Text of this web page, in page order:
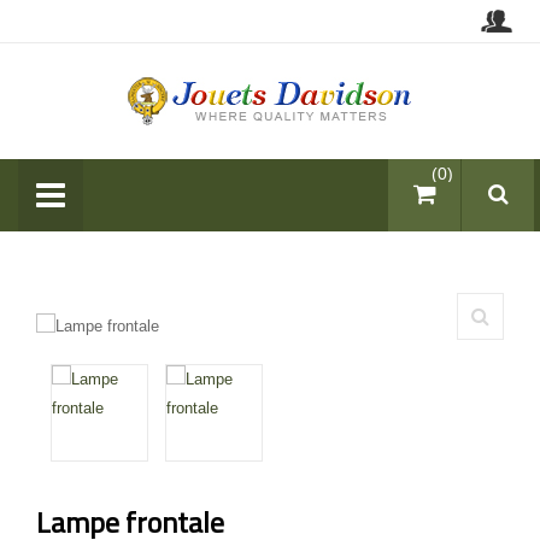
items (0)
Lampe frontale